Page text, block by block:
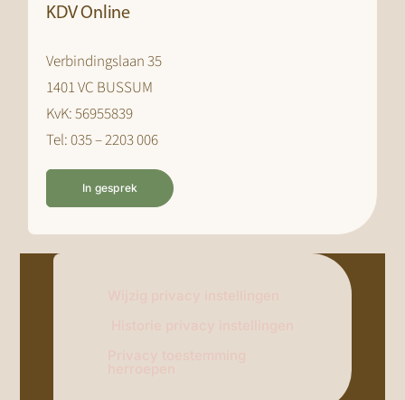
KDV Online
Verbindingslaan 35
1401 VC BUSSUM
KvK: 56955839
Tel: 035 – 2203 006
In gesprek